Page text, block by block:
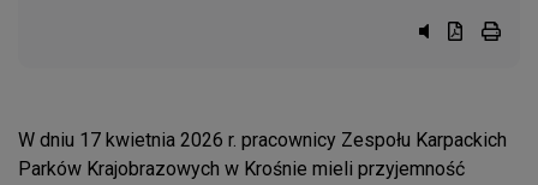
Przycisk
Przycisk
W dniu 17 kwietnia 2026 r. pracownicy Zespołu Karpackich
Parków Krajobrazowych w Krośnie mieli przyjemność